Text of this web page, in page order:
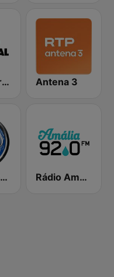
M80 - Portugal Antena 3
Rádio Toca a Dançar Rádio Amália